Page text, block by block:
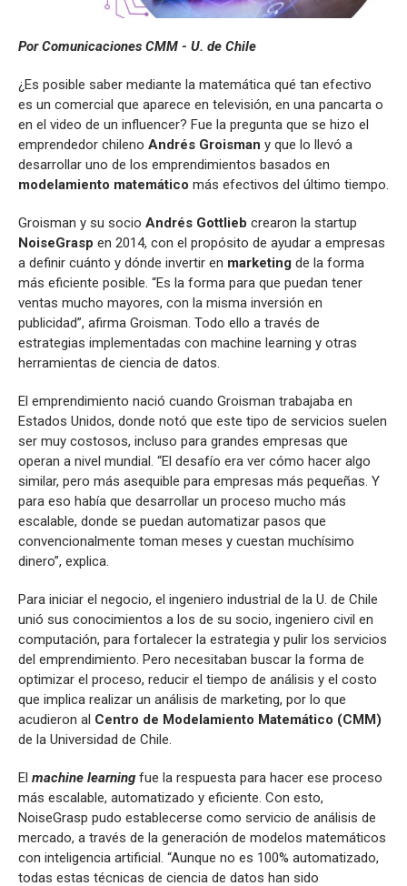
Por Comunicaciones CMM - U. de Chile
¿Es posible saber mediante la matemática qué tan efectivo
es un comercial que aparece en televisión, en una pancarta o
en el video de un influencer? Fue la pregunta que se hizo el
emprendedor chileno Andrés Groisman y que lo llevó a
desarrollar uno de los emprendimientos basados en
modelamiento matemático más efectivos del último tiempo.
Groisman y su socio Andrés Gottlieb crearon la startup
NoiseGrasp en 2014, con el propósito de ayudar a empresas
a definir cuánto y dónde invertir en marketing de la forma
más eficiente posible. “Es la forma para que puedan tener
ventas mucho mayores, con la misma inversión en
publicidad”, afirma Groisman. Todo ello a través de
estrategias implementadas con machine learning y otras
herramientas de ciencia de datos.
El emprendimiento nació cuando Groisman trabajaba en
Estados Unidos, donde notó que este tipo de servicios suelen
ser muy costosos, incluso para grandes empresas que
operan a nivel mundial. “El desafío era ver cómo hacer algo
similar, pero más asequible para empresas más pequeñas. Y
para eso había que desarrollar un proceso mucho más
escalable, donde se puedan automatizar pasos que
convencionalmente toman meses y cuestan muchísimo
dinero”, explica.
Para iniciar el negocio, el ingeniero industrial de la U. de Chile
unió sus conocimientos a los de su socio, ingeniero civil en
computación, para fortalecer la estrategia y pulir los servicios
del emprendimiento. Pero necesitaban buscar la forma de
optimizar el proceso, reducir el tiempo de análisis y el costo
que implica realizar un análisis de marketing, por lo que
acudieron al Centro de Modelamiento Matemático (CMM)
de la Universidad de Chile.
El machine learning fue la respuesta para hacer ese proceso
más escalable, automatizado y eficiente. Con esto,
NoiseGrasp pudo establecerse como servicio de análisis de
mercado, a través de la generación de modelos matemáticos
con inteligencia artificial. “Aunque no es 100% automatizado,
todas estas técnicas de ciencia de datos han sido